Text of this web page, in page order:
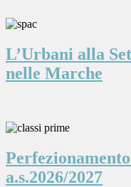
L’Urbani alla
nelle Marche
a.s.2026/2027